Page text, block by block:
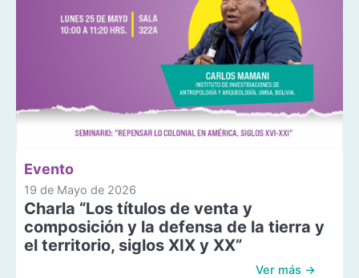
Evento
19 de Mayo de 2026
Charla “Los títulos de venta y
composición y la defensa de la tierra y
el territorio, siglos XIX y XX”
Ver más →